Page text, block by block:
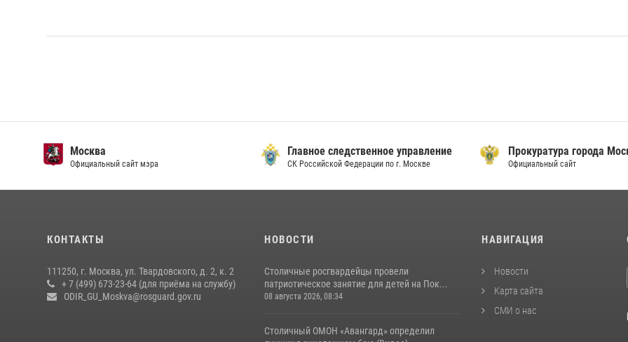
Москва
Официальный сайт мэра
Главное следственное управление
СК Российской Федерации по г. Москве
Прокуратура города
Официальный сайт
КОНТАКТЫ
111250, г. Москва, ул. Твардовского, д. 2, к. 2
+ 7 (499) 673-23-64 (для приёма на службу)
ODIR_GU_Moskva@rosguard.gov.ru
НОВОСТИ
Столичные росгвардейцы провели
патриотическое занятие для детей на Пок...
08 августа 2026, 08:34
Столичный ОМОН «Авангард» определил
НАВИГАЦИЯ
Новости
Карта сайта
СМИ о нас